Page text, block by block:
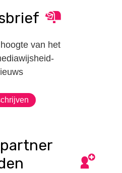
van het